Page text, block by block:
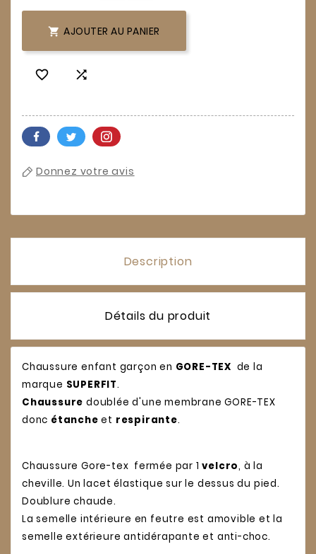
 AJOUTER AU PANIER
 
Donnez votre avis
Description
Détails du produit
Chaussure enfant garçon en GORE-TEX de la
marque SUPERFIT.
Chaussure doublée d'une membrane GORE-TEX
donc étanche et respirante.
Chaussure Gore-tex fermée par 1velcro, à la
cheville. Un lacet élastique sur le dessus du pied.
Doublure chaude.
La semelle intérieure en feutre est amovible et la
semelle extérieure antidérapante et anti-choc.